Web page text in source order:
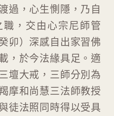
過，心生惻隱，乃自
，交由心宗尼師管
卯）深感自出家習佛
，於今法緣具足。適
壇大戒，三師分別為
摩和尚慧三法師教授
徒法照同時得以受具